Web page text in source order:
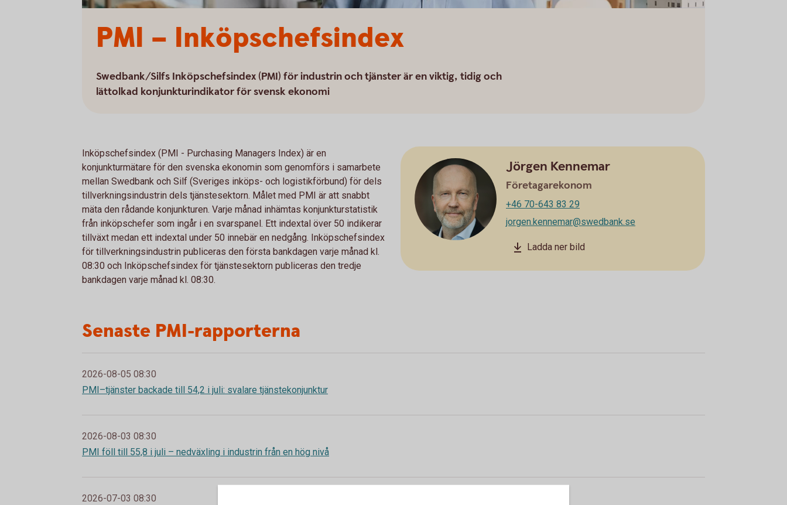
PMI – Inköpschefsindex
Swedbank/Silfs Inköpschefsindex (PMI) för industrin och tjänster är en viktig, tidig och
lättolkad konjunkturindikator för svensk ekonomi
Inköpschefsindex (PMI - Purchasing Managers Index) är en
konjunkturmätare för den svenska ekonomin som genomförs i samarbete
mellan Swedbank och Silf (Sveriges inköps- och logistikförbund) för dels
tillverkningsindustrin dels tjänstesektorn. Målet med PMI är att snabbt
mäta den rådande konjunkturen. Varje månad inhämtas konjunkturstatistik
från inköpschefer som ingår i en svarspanel. Ett indextal över 50 indikerar
tillväxt medan ett indextal under 50 innebär en nedgång. Inköpschefsindex
för tillverkningsindustrin publiceras den första bankdagen varje månad kl.
08:30 och Inköpschefsindex för tjänstesektorn publiceras den tredje
bankdagen varje månad kl. 08:30.
Jörgen Kennemar
Företagarekonom
+46 70-643 83 29
jorgen.kennemar@swedbank.se
Ladda ner bild
Senaste PMI-rapporterna
2026-08-05 08:30
PMI–tjänster backade till 54,2 i juli: svalare tjänstekonjunktur
2026-08-03 08:30
PMI föll till 55,8 i juli – nedväxling i industrin från en hög nivå
2026-07-03 08:30